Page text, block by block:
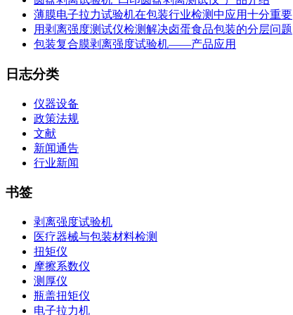
薄膜电子拉力试验机在包装行业检测中应用十分重要
用剥离强度测试仪检测解决卤蛋食品包装的分层问题
包装复合膜剥离强度试验机——产品应用
日志分类
仪器设备
政策法规
文献
新闻通告
行业新闻
书签
剥离强度试验机
医疗器械与包装材料检测
扭矩仪
摩擦系数仪
测厚仪
瓶盖扭矩仪
电子拉力机